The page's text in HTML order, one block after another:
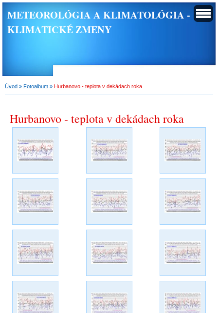
METEOROLÓGIA A KLIMATOLÓGIA -
KLIMATICKÉ ZMENY
Úvod » Fotoalbum » Hurbanovo - teplota v dekádach roka
Hurbanovo - teplota v dekádach roka